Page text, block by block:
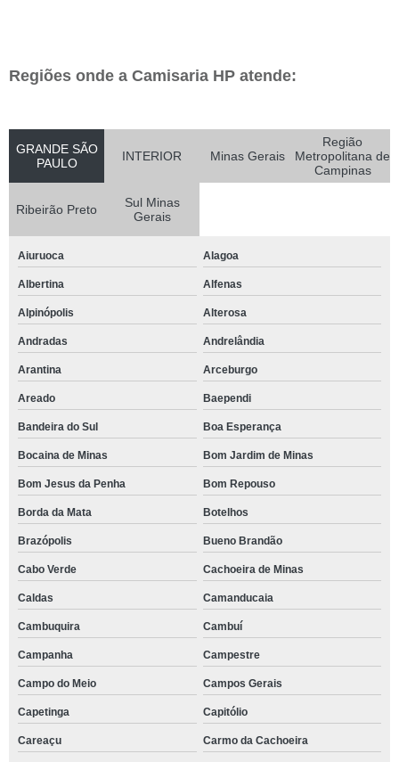
Regiões onde a Camisaria HP atende:
GRANDE SÃO
PAULO
INTERIOR Minas Gerais
Região
Metropolitana de
Campinas
Ribeirão Preto
Sul Minas
Gerais
Aiuruoca Alagoa
Albertina Alfenas
Alpinópolis Alterosa
Andradas Andrelândia
Arantina Arceburgo
Areado Baependi
Bandeira do Sul Boa Esperança
Bocaina de Minas Bom Jardim de Minas
Bom Jesus da Penha Bom Repouso
Borda da Mata Botelhos
Brazópolis Bueno Brandão
Cabo Verde Cachoeira de Minas
Caldas Camanducaia
Cambuquira Cambuí
Campanha Campestre
Campo do Meio Campos Gerais
Capetinga Capitólio
Careaçu Carmo da Cachoeira